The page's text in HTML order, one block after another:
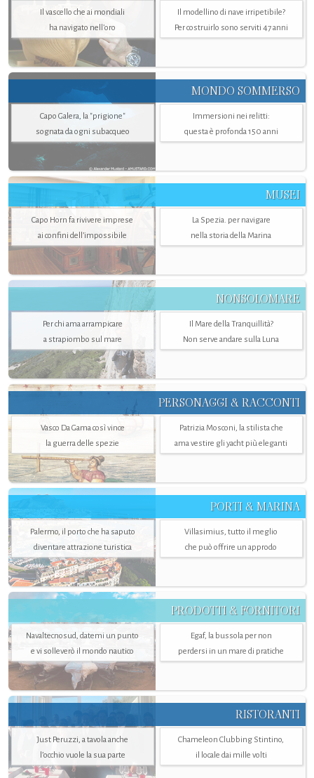
Il vascello che ai mondiali
ha navigato nell’oro
Il modellino di nave irripetibile?
Per costruirlo sono serviti 47 anni
MONDO SOMMERSO
Capo Galera, la "prigione"
sognata da ogni subacqueo
Immersioni nei relitti:
questa è profonda 150 anni
MUSEI
Capo Horn fa rivivere imprese
ai confini dell’impossibile
La Spezia. per navigare
nella storia della Marina
NONSOLOMARE
Per chi ama arrampicare
a strapiombo sul mare
Il Mare della Tranquillità?
Non serve andare sulla Luna
PERSONAGGI & RACCONTI
Vasco Da Gama così vince
la guerra delle spezie
Patrizia Mosconi, la stilista che
ama vestire gli yacht più eleganti
PORTI & MARINA
Palermo, il porto che ha saputo
diventare attrazione turistica
Villasimius, tutto il meglio
che può offrire un approdo
PRODOTTI & FORNITORI
Navaltecnosud, datemi un punto
e vi solleverò il mondo nautico
Egaf, la bussola per non
perdersi in un mare di pratiche
RISTORANTI
Just Peruzzi, a tavola anche
l’occhio vuole la sua parte
Chameleon Clubbing Stintino,
il locale dai mille volti